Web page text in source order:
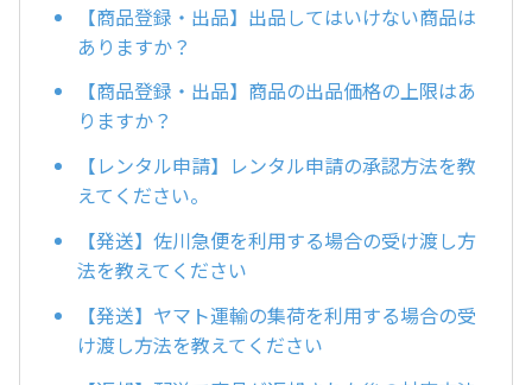
【商品登録・出品】出品してはいけない商品は
ありますか？
【商品登録・出品】商品の出品価格の上限はあ
りますか？
【レンタル申請】レンタル申請の承認方法を教
えてください。
【発送】佐川急便を利用する場合の受け渡し方
法を教えてください
【発送】ヤマト運輸の集荷を利用する場合の受
け渡し方法を教えてください